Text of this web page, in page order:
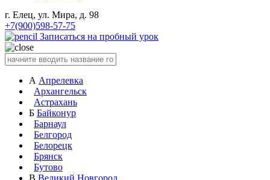
г. Елец, ул. Мира, д. 98
+7(900)598-57-75
Записаться на пробный урок
А Апрелевка
Архангельск
Астрахань
Б Байконур
Барнаул
Белгород
Белорецк
Брянск
Бутово
В Великий Новгород